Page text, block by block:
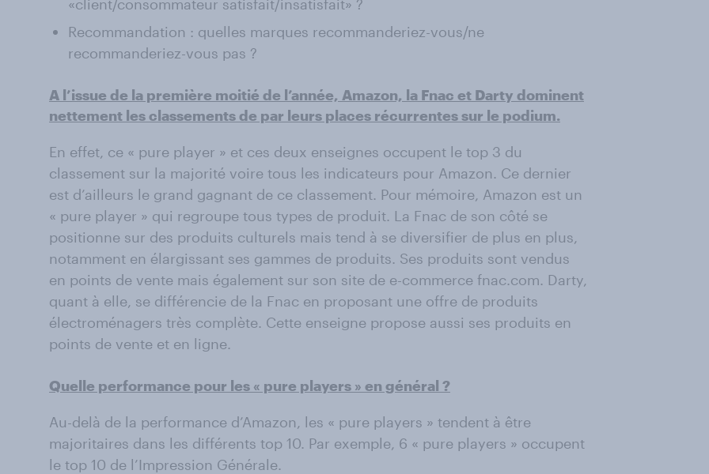
«client/consommateur satisfait/insatisfait» ?
Recommandation : quelles marques recommanderiez-vous/ne
recommanderiez-vous pas ?
A l’issue de la première moitié de l’année, Amazon, la Fnac et Darty dominent
nettement les classements de par leurs places récurrentes sur le podium.
En effet, ce « pure player » et ces deux enseignes occupent le top 3 du
classement sur la majorité voire tous les indicateurs pour Amazon. Ce dernier
est d’ailleurs le grand gagnant de ce classement. Pour mémoire, Amazon est un
« pure player » qui regroupe tous types de produit. La Fnac de son côté se
positionne sur des produits culturels mais tend à se diversifier de plus en plus,
notamment en élargissant ses gammes de produits. Ses produits sont vendus
en points de vente mais également sur son site de e-commerce fnac.com. Darty,
quant à elle, se différencie de la Fnac en proposant une offre de produits
électroménagers très complète. Cette enseigne propose aussi ses produits en
points de vente et en ligne.
Quelle performance pour les « pure players » en général ?
Au-delà de la performance d’Amazon, les « pure players » tendent à être
majoritaires dans les différents top 10. Par exemple, 6 « pure players » occupent
le top 10 de l’Impression Générale.